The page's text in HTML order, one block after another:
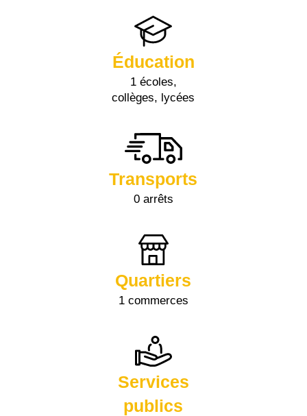
Éducation
1 écoles,
collèges, lycées
Transports
0 arrêts
Quartiers
1 commerces
Services
publics